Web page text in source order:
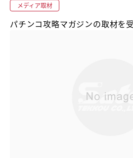
メディア取材
パチンコ攻略マガジンの取材を